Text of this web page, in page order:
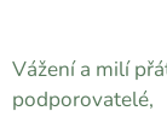
Vážení a milí
podporovatelé,